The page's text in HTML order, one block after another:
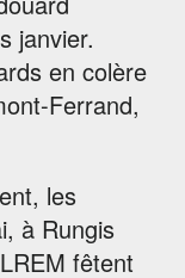
janvier.
en colère
Ferrand,
les
à Rungis
fêtent